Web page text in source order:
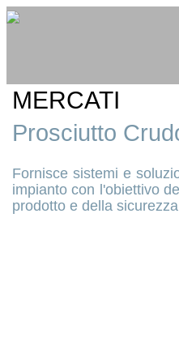
MERCATI
Prosciutto
Fornisce sistemi e
impianto con l'obiettivo
prodotto e della